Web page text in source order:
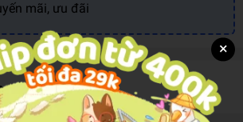
mãi, ưu đãi
loại
×